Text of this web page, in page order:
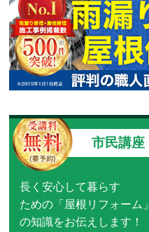
市民講座
長く安心して暮らす
ための「屋根リフォーム」
の知識をお伝えします！